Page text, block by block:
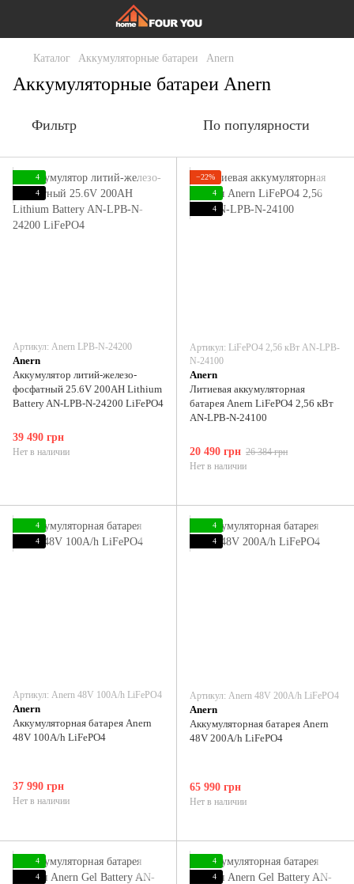
Каталог Аккумуляторные батареи Anern
Аккумуляторные батареи Anern
Фильтр По популярности
4
4
Артикул: Anern LPB-N-24200
Anern
Аккумулятор литий-железо-
фосфатный 25.6V 200AH Lithium
Battery AN-LPB-N-24200 LiFePO4
39 490 грн
Нет в наличии
−22%
4
4
Артикул: LiFePO4 2,56 кВт AN-LPB-
N-24100
Anern
Литиевая аккумуляторная
батарея Anern LiFePO4 2,56 кВт
AN-LPB-N-24100
20 490 грн 26 384 грн
Нет в наличии
4
4
Артикул: Anern 48V 100А/h LiFePO4
Anern
Аккумуляторная батарея Anern
48V 100А/h LiFePO4
37 990 грн
Нет в наличии
4
4
Артикул: Anern 48V 200А/h LiFePO4
Anern
Аккумуляторная батарея Anern
48V 200А/h LiFePO4
65 990 грн
Нет в наличии
4
4
4
4